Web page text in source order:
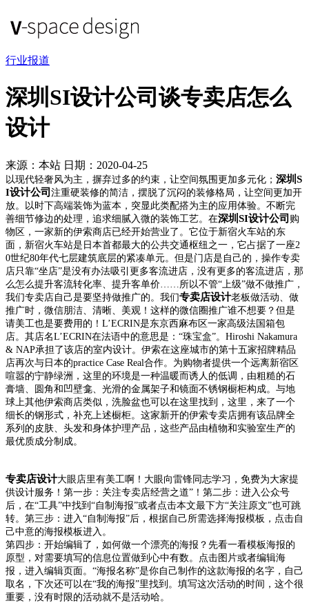
行业报道
深圳SI设计公司谈专卖店怎么
设计
来源：本站 日期：2020-04-25
以现代轻奢风为主，摒弃过多的约束，让空间氛围更加多元化； 深圳S
I设计公司 注重硬装修的简洁，摆脱了沉闷的装修格局，让空间更加开
放。
以时下高端装饰为蓝本，突显此类配搭为主的应用体验。 不断完
善细节修边的处理，追求细腻入微的装饰工艺。在深圳SI设计公司 购
物区，一家新的伊索商店已经开始营业了。它位于新宿火车站的东
面，新宿火车站是日本首都最大的公共交通枢纽之一，它占据了一座2
0世纪80年代七层建筑底层的紧凑单元。 但是门店是自己的，操作专卖
店只靠“坐店”是没有办法吸引更多客流进店，没有更多的客流进店，那
么怎么提升客流转化率、提升客单价……所以不管“上级”做不做推广，
我们专卖店自己是要坚持做推广的。 我们专卖店设计老板做活动、做
推广时，微信朋洁、清晰、美观！这样的微信圈推广谁不想要？但是
请美工也是要费用的！L’ECRIN是东京西麻布区一家高级法国箱包
店。其店名L’ECRIN在法语中的意思是：“珠宝盒”。Hiroshi Nakamura
& NAP承担了该店的室内设计。 伊索在这座城市的第十五家招牌精品
店再次与日本的practice Case Real合作。 为购物者提供一个远离新宿区
喧嚣的宁静绿洲，这里的环境是一种温暖而诱人的低调，由粗糙的石
膏墙、圆角和凹壁龛、光滑的金属架子和镜面不锈钢橱柜构成。 与地
球上其他伊索商店类似，洗脸盆也可以在这里找到，这里，来了一个
细长的钢形式，补充上述橱柜。 这家新开的伊索专卖店拥有该品牌全
系列的皮肤、头发和身体护理产品，这些产品由植物和实验室生产的
最优质成分制成。
专卖店设计大眼店里有美工啊！大眼向雷锋同志学习，免费为大家提
供设计服务！ 第一步：关注专卖店经营之道”！ 第二步：进入公众号
后，在“工具”中找到“自制海报”或者点击本文最下方“关注原文”也可跳
转。 第三步：进入“自制海报”后，根据自己所需选择海报模板，点击自
己中意的海报模板进入。
第四步：开始编辑了，如何做一个漂亮的海报？ 先看一看模板海报的
原型，对需要填写的信息位置做到心中有数。
点击图片或者编辑海
报，进入编辑页面。 “海报名称”是你自己制作的这款海报的名字，自己
取名，下次还可以在“我的海报”里找到。填写这次活动的时间，这个很
重要，没有时限的活动就不是活动哈。